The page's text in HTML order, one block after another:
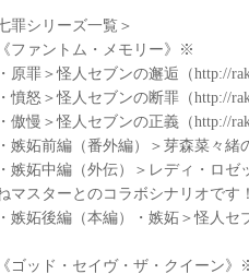
罪シリーズ一覧＞
ファントム・メモリー》※
罪＞怪人セブンの邂逅（http://
憤怒＞怪人セブンの断罪（http://
傲慢＞怪人セブンの正義（http://
嫉妬前編（番外編）＞芽森菜々緒
嫉妬中編（外伝）＞レディ・ロゼ
マスターとのコラボシナリオです！
嫉妬後編（本編）・嫉妬＞怪人セ
ゴッド・セイヴ・ザ・クイーン》